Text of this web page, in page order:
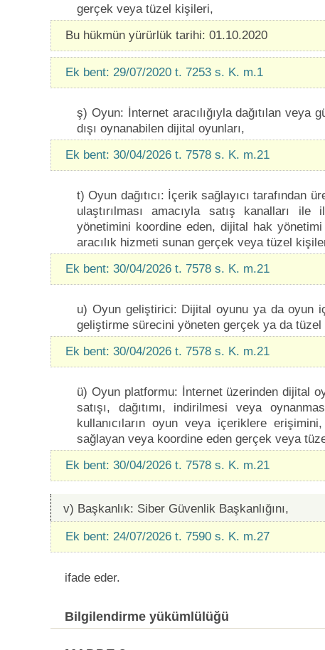
gerçek veya tüzel kişileri,
Bu hükmün yürürlük tarihi: 01.10.2020
Ek bent: 29/07/2020 t. 7253 s. K. m.1
ş) Oyun: İnternet aracılığıyla dağıtılan
dışı oynanabilen dijital oyunları,
Ek bent: 30/04/2026 t. 7578 s. K. m.21
t) Oyun dağıtıcı: İçerik sağlayıcı tarafından
ulaştırılması amacıyla satış kanalları
yönetimini koordine eden, dijital hak
aracılık hizmeti sunan gerçek veya tüzel
Ek bent: 30/04/2026 t. 7578 s. K. m.21
u) Oyun geliştirici: Dijital oyunu ya da oyun
geliştirme sürecini yöneten gerçek ya da
Ek bent: 30/04/2026 t. 7578 s. K. m.21
ü) Oyun platformu: İnternet üzerinden dijital
satışı, dağıtımı, indirilmesi veya
kullanıcıların oyun veya içeriklere
sağlayan veya koordine eden gerçek veya
Ek bent: 30/04/2026 t. 7578 s. K. m.21
v) Başkanlık: Siber Güvenlik Başkanlığını,
Ek bent: 24/07/2026 t. 7590 s. K. m.27
ifade eder.
Bilgilendirme yükümlülüğü